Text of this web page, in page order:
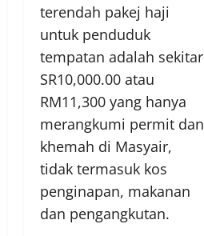
terendah pakej haji
untuk penduduk
tempatan adalah sekitar
SR10,000.00 atau
RM11,300 yang hanya
merangkumi permit dan
khemah di Masyair,
tidak termasuk kos
penginapan, makanan
dan pengangkutan.